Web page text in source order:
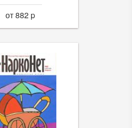
от 882 p